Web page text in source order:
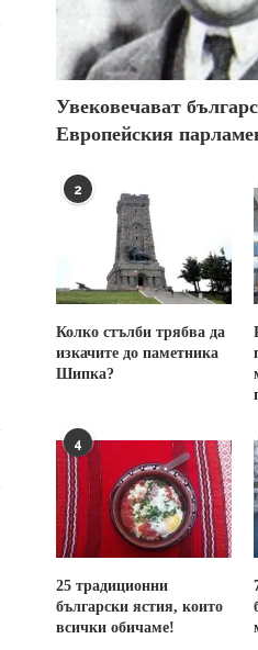
Увековечават
Европейския
2
Колко стълби трябва да
изкачите до паметника
Шипка?
4
25 традиционни
български ястия, които
всички обичаме!